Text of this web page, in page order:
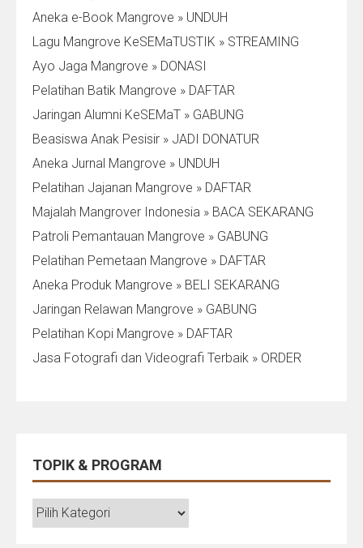
Aneka e-Book Mangrove » UNDUH
Lagu Mangrove KeSEMaTUSTIK » STREAMING
Ayo Jaga Mangrove » DONASI
Pelatihan Batik Mangrove » DAFTAR
Jaringan Alumni KeSEMaT » GABUNG
Beasiswa Anak Pesisir » JADI DONATUR
Aneka Jurnal Mangrove » UNDUH
Pelatihan Jajanan Mangrove » DAFTAR
Majalah Mangrover Indonesia » BACA SEKARANG
Patroli Pemantauan Mangrove » GABUNG
Pelatihan Pemetaan Mangrove » DAFTAR
Aneka Produk Mangrove » BELI SEKARANG
Jaringan Relawan Mangrove » GABUNG
Pelatihan Kopi Mangrove » DAFTAR
Jasa Fotografi dan Videografi Terbaik » ORDER
TOPIK & PROGRAM
TOPIK
&